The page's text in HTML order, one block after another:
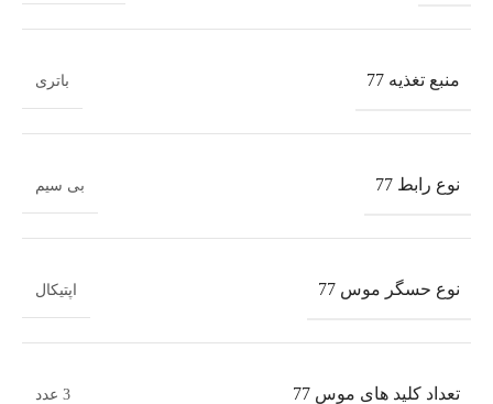
منبع تغذیه 77 باتری
نوع رابط 77 بی سیم
نوع حسگر موس 77 اپتیکال
تعداد کلید های موس 77 3 عدد